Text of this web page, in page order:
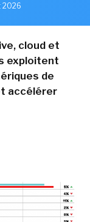
2026
cloud et
exploitent
de
accélérer